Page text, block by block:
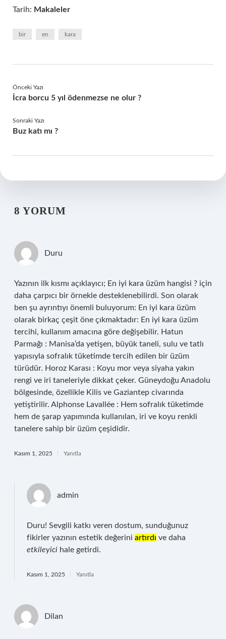
Tarih: Makaleler
bir en kara
Önceki Yazı
İcra borcu 5 yıl ödenmezse ne olur ?
Sonraki Yazı
Buz katı mı ?
8 YORUM
Duru
Yazının ilk kısmı açıklayıcı; En iyi kara üzüm hangisi ? için
daha çarpıcı bir örnekle desteklenebilirdi. Son olarak
ben şu ayrıntıyı önemli buluyorum: En iyi kara üzüm
olarak birkaç çeşit öne çıkmaktadır: En iyi kara üzüm
tercihi, kullanım amacına göre değişebilir. Hatun
Parmağı : Manisa’da yetişen, büyük taneli, sulu ve tatlı
yapısıyla sofralık tüketimde tercih edilen bir üzüm
türüdür. Horoz Karası : Koyu mor veya siyaha yakın
rengi ve iri taneleriyle dikkat çeker. Güneydoğu Anadolu
bölgesinde, özellikle Kilis ve Gaziantep civarında
yetiştirilir. Alphonse Lavallée : Hem sofralık tüketimde
hem de şarap yapımında kullanılan, iri ve koyu renkli
tanelere sahip bir üzüm çeşididir.
Kasım 1, 2025 Yanıtla
admin
Duru! Sevgili katkı veren dostum, sunduğunuz
fikirler yazının estetik değerini artırdı ve daha
etkileyici hale getirdi.
Kasım 1, 2025 Yanıtla
Dilan